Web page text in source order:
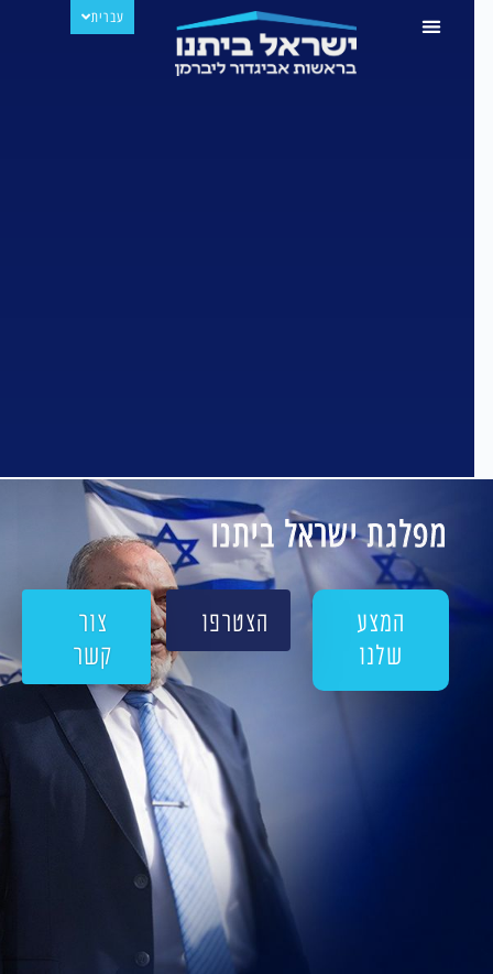
עברית
РУССКИЙ
מפלגת ישראל ביתנו
המצע
שלנו
הצטרפו
צור
קשר